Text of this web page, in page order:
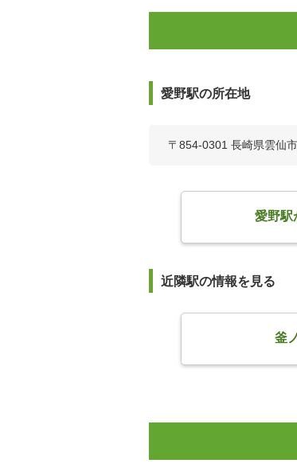
愛野駅の所在地
〒854-0301 長崎県雲仙
愛野駅
近隣駅の情報を見る
釜